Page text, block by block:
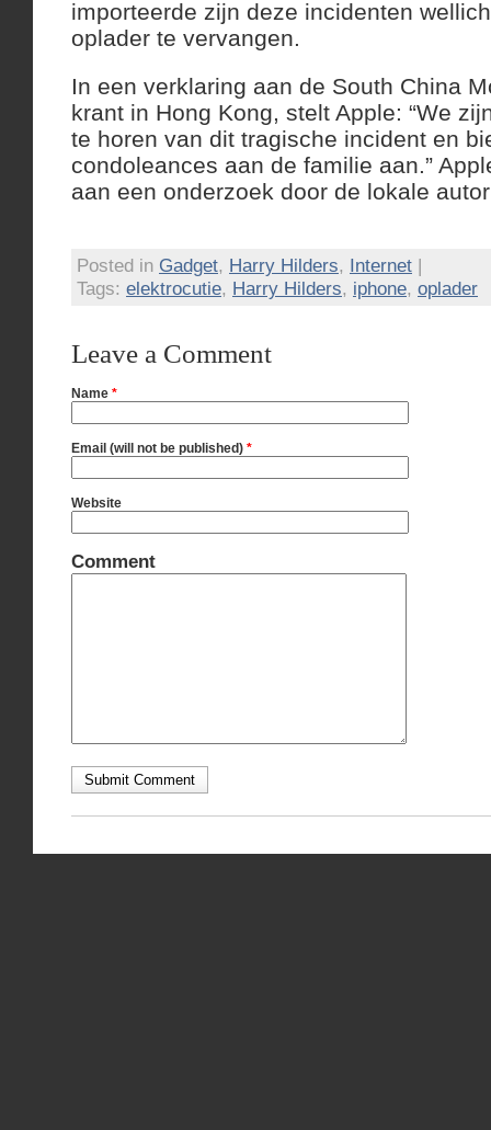
importeerde zijn deze incidenten
oplader te vervangen.
In een verklaring aan de South China
krant in Hong Kong, stelt Apple: “We
te horen van dit tragische incident en
condoleances aan de familie aan.”
aan een onderzoek door de lokale
Posted in Gadget, Harry Hilders, Internet |
Tags: elektrocutie, Harry Hilders, iphone, oplader
Leave a Comment
Name *
Email (will not be published) *
Website
Comment